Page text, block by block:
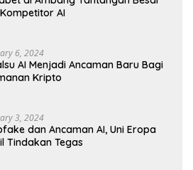
AI
6, 2024
AI Menjadi Ancaman Baru Bagi
Kripto
3, 2024
dan Ancaman AI, Uni Eropa
Tindakan Tegas